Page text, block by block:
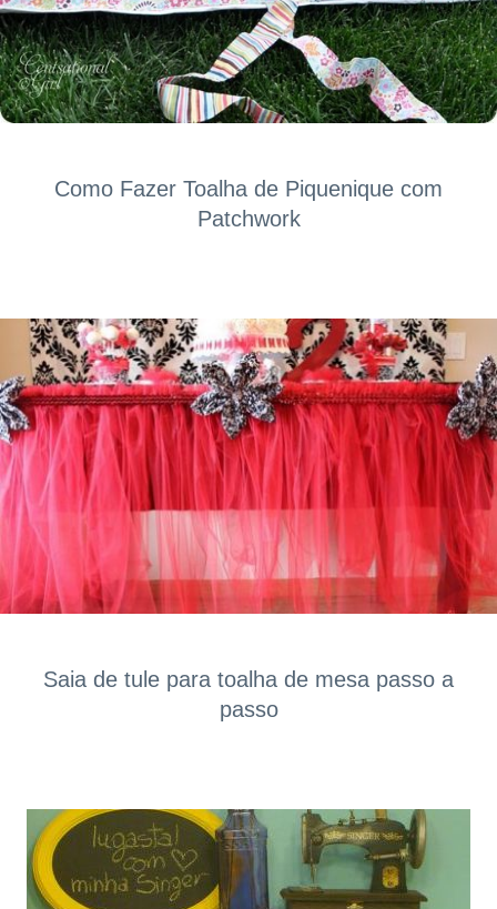
Como Fazer Toalha de Piquenique com
Patchwork
Saia de tule para toalha de mesa passo a
passo